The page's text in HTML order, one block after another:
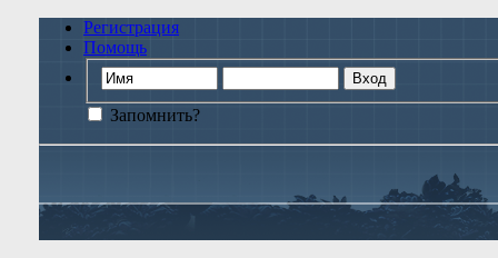
Регистрация
Помощь
Запомнить?